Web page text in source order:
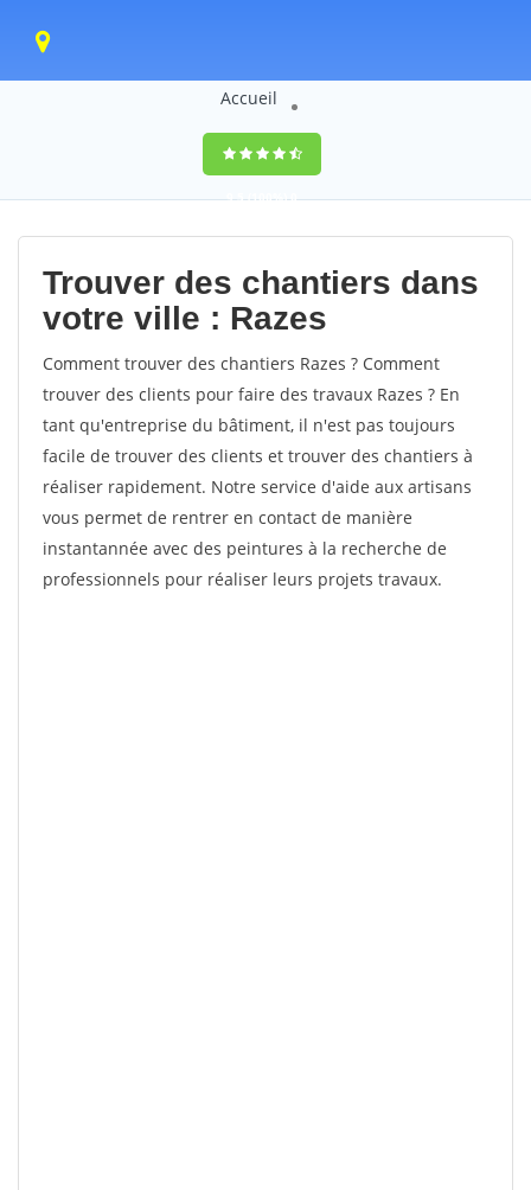
Accueil
9,5(100%)0
votes
Trouver des chantiers dans
votre ville : Razes
Comment trouver des chantiers Razes ? Comment
trouver des clients pour faire des travaux Razes ? En
tant qu'entreprise du bâtiment, il n'est pas toujours
facile de trouver des clients et trouver des chantiers à
réaliser rapidement. Notre service d'aide aux artisans
vous permet de rentrer en contact de manière
instantannée avec des peintures à la recherche de
professionnels pour réaliser leurs projets travaux.